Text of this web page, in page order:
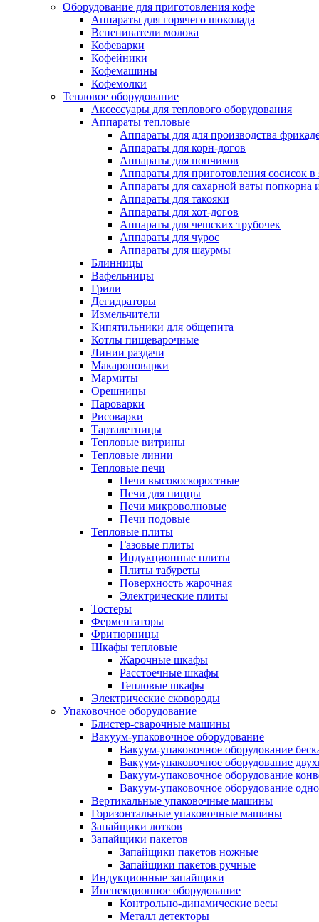
Оборудование для приготовления кофе
Аппараты для горячего шоколада
Вспениватели молока
Кофеварки
Кофейники
Кофемашины
Кофемолки
Тепловое оборудование
Аксессуары для теплового оборудования
Аппараты тепловые
Аппараты для для производства
Аппараты для корн-догов
Аппараты для пончиков
Аппараты для приготовления сосисок в
Аппараты для сахарной ваты попкорна
Аппараты для такояки
Аппараты для хот-догов
Аппараты для чешских трубочек
Аппараты для чурос
Аппараты для шаурмы
Блинницы
Вафельницы
Грили
Дегидраторы
Измельчители
Кипятильники для общепита
Котлы пищеварочные
Линии раздачи
Макароноварки
Мармиты
Орешницы
Пароварки
Рисоварки
Тарталетницы
Тепловые витрины
Тепловые линии
Тепловые печи
Печи высокоскоростные
Печи для пиццы
Печи микроволновые
Печи подовые
Тепловые плиты
Газовые плиты
Индукционные плиты
Плиты табуреты
Поверхность жарочная
Электрические плиты
Тостеры
Ферментаторы
Фритюрницы
Шкафы тепловые
Жарочные шкафы
Расстоечные шкафы
Тепловые шкафы
Электрические сковороды
Упаковочное оборудование
Блистер-сварочные машины
Вакуум-упаковочное оборудование
Вакуум-упаковочное оборудование
Вакуум-упаковочное оборудование
Вакуум-упаковочное оборудование
Вакуум-упаковочное оборудование
Вертикальные упаковочные машины
Горизонтальные упаковочные машины
Запайщики лотков
Запайщики пакетов
Запайщики пакетов ножные
Запайщики пакетов ручные
Индукционные запайщики
Инспекционное оборудование
Контрольно-динамические весы
Металл детекторы